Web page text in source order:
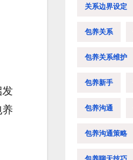
发
关系边界设定
包养关系
包养关系维护
包养新手
包养沟通
包养沟通策略